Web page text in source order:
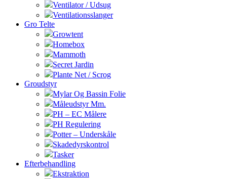
Ventilator / Udsug
Ventilationsslanger
Gro Telte
Growtent
Homebox
Mammoth
Secret Jardin
Plante Net / Scrog
Groudstyr
Mylar Og Bassin Folie
Måleudstyr Mm.
PH – EC Målere
PH Regulering
Potter – Underskåle
Skadedyrskontrol
Tasker
Efterbehandling
Ekstraktion